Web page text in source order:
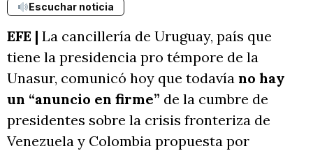
Escuchar noticia
EFE | La cancillería de Uruguay, país que
tiene la presidencia pro témpore de la
Unasur, comunicó hoy que todavía no hay
un “anuncio en firme” de la cumbre de
presidentes sobre la crisis fronteriza de
Venezuela y Colombia propuesta por